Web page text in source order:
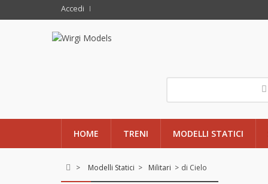
Accedi
HOME TRENI MODELLI STATICI
> Modelli Statici > Militari > di Cielo